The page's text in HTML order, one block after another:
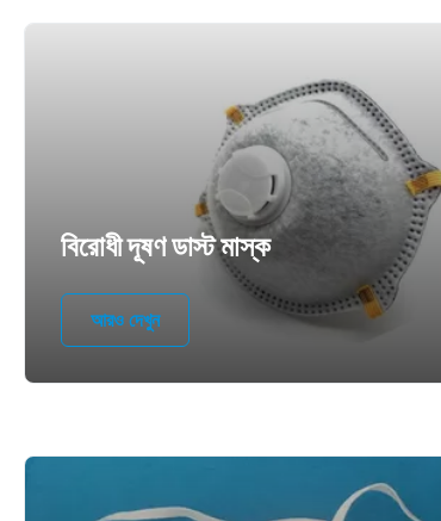
বিরোধী দূষণ ডাস্ট মাস্ক
আরও দেখুন